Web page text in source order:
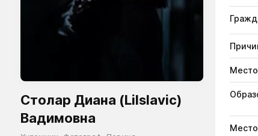
Столар Диана (Lilslavic)
Вадимовна